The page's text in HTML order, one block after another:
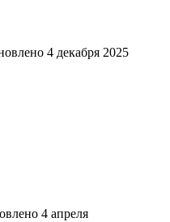
4 декабря 2025
4 апреля